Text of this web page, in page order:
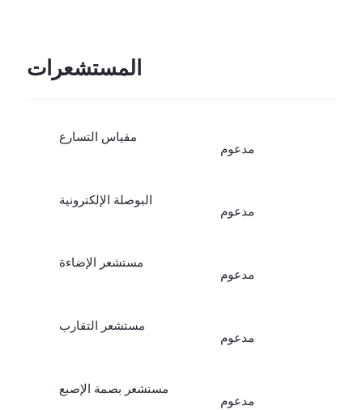
المستشعرات
مقياس التسارع
مدعوم
البوصلة الإلكترونية
مدعوم
مستشعر الإضاءة
مدعوم
مستشعر التقارب
مدعوم
مستشعر بصمة الإصبع
مدعوم